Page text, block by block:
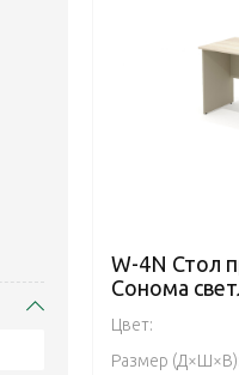
W-4N Стол
Сонома
Цвет:
Размер (Д×Ш×В):